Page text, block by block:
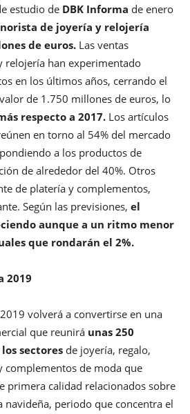
estudio de DBK Informa de enero
de joyería y relojería
de euros. Las ventas
relojería han experimentado
en los últimos años, cerrando el
de 1.750 millones de euros, lo
respecto a 2017. Los artículos
en torno al 54% del mercado
a los productos de
de alrededor del 40%. Otros
de platería y complementos,
Según las previsiones, el
aunque a un ritmo menor
que rondarán el 2%.
2019
volverá a convertirse en una
que reunirá unas 250
sectores de joyería, regalo,
complementos de moda que
primera calidad relacionados sobre
periodo que concentra el